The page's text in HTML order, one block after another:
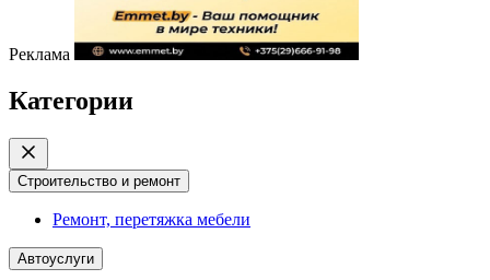
Реклама
Категории
Строительство и ремонт
Ремонт, перетяжка мебели
Автоуслуги